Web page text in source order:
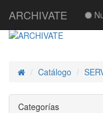
ARCHIVATE
InicioCatálogo
Categorías